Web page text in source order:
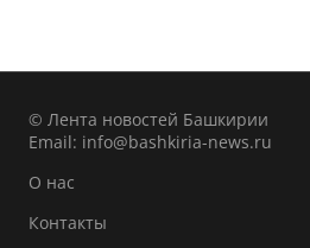
© Лента новостей Башкирии
Email: info@bashkiria-news.ru
О нас
Контакты